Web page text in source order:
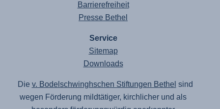
Barrierefreiheit
Presse Bethel
Service
Sitemap
Downloads
Die v. Bodelschwinghschen Stiftungen Bethel sind
wegen Förderung mildtätiger, kirchlicher und als